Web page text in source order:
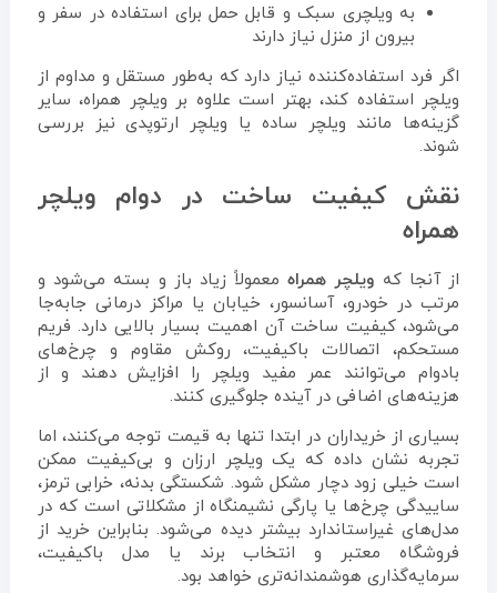
به ویلچری سبک و قابل حمل برای استفاده در سفر و
بیرون از منزل نیاز دارند
اگر فرد استفاده‌کننده نیاز دارد که به‌طور مستقل و مداوم از
ویلچر استفاده کند، بهتر است علاوه بر ویلچر همراه، سایر
گزینه‌ها مانند ویلچر ساده یا ویلچر ارتوپدی نیز بررسی
شوند.
نقش کیفیت ساخت در دوام ویلچر
همراه
از آنجا که ویلچر همراهمعمولاً زیاد باز و بسته می‌شود و
مرتب در خودرو، آسانسور، خیابان یا مراکز درمانی جابه‌جا
می‌شود، کیفیت ساخت آن اهمیت بسیار بالایی دارد. فریم
مستحکم، اتصالات باکیفیت، روکش مقاوم و چرخ‌های
بادوام می‌توانند عمر مفید ویلچر را افزایش دهند و از
هزینه‌های اضافی در آینده جلوگیری کنند.
بسیاری از خریداران در ابتدا تنها به قیمت توجه می‌کنند، اما
تجربه نشان داده که یک ویلچر ارزان و بی‌کیفیت ممکن
است خیلی زود دچار مشکل شود. شکستگی بدنه، خرابی ترمز،
ساییدگی چرخ‌ها یا پارگی نشیمنگاه از مشکلاتی است که در
مدل‌های غیراستاندارد بیشتر دیده می‌شود. بنابراین خرید از
فروشگاه معتبر و انتخاب برند یا مدل باکیفیت،
سرمایه‌گذاری هوشمندانه‌تری خواهد بود.